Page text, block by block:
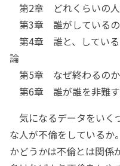
第2章 どれくらいの
第3章 誰がしているの
第4章 誰と、している
論
第5章 なぜ終わるの
第6章 誰が誰を非難す
気になるデータをいく
な人が不倫をしているか
かどうかは不倫とは関係